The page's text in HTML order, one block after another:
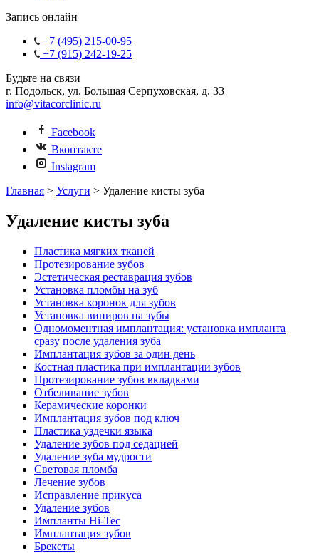
Запись онлайн
+7 (495) 215-00-95
+7 (915) 242-19-25
Будьте на связи
г. Подольск, ул. Большая Серпуховская, д. 33
info@vitacorclinic.ru
Facebook
Вконтакте
Instagram
Главная > Услуги > Удаление кисты зуба
Удаление кисты зуба
Пластика мягких тканей
Протезирование зубов
Эстетическая реставрация зубов
Установка пломбы на зуб
Установка коронок для зубов
Установка виниров на зубы
Одномоментная имплантация: установка импланта
сразу после удаления зуба
Имплантация зубов за один день
Костная пластика при имплантации зубов
Протезирование зубов вкладками
Отбеливание зубов
Керамические коронки
Имплантация зубов под ключ
Пластика уздечки языка
Удаление зубов под седацией
Удаление зуба мудрости
Световая пломба
Лечение зубов
Исправление прикуса
Удаление зубов
Импланты Hi-Tec
Имплантация зубов
Брекеты